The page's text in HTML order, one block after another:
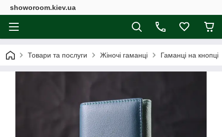
showoroom.kiev.ua
Товари та послуги Жіночі гаманці Гаманці на кнопці